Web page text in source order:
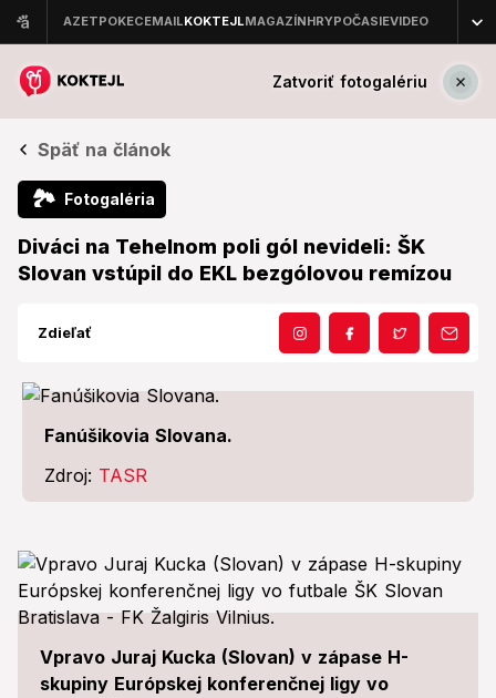
Zatvoriť fotogalériu
Späť na článok
🏞 Fotogaléria
Diváci na Tehelnom poli gól nevideli: ŠK
Slovan vstúpil do EKL bezgólovou remízou
Zdieľať
Fanúšikovia Slovana.
Zdroj: TASR
Vpravo Juraj Kucka (Slovan) v zápase H-
skupiny Európskej konferenčnej ligy vo